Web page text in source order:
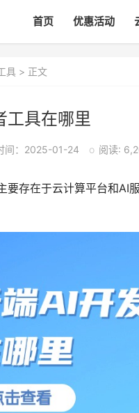
首页 优惠活动
具 > 正文
工具在哪里
间：2025-01-24 o 阅读:
要存在于云计算平台和AI